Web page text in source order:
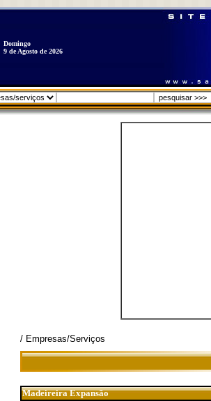
Domingo
9 de Agosto de 2026
/ Empresas/Serviços
Madeireira Expansão